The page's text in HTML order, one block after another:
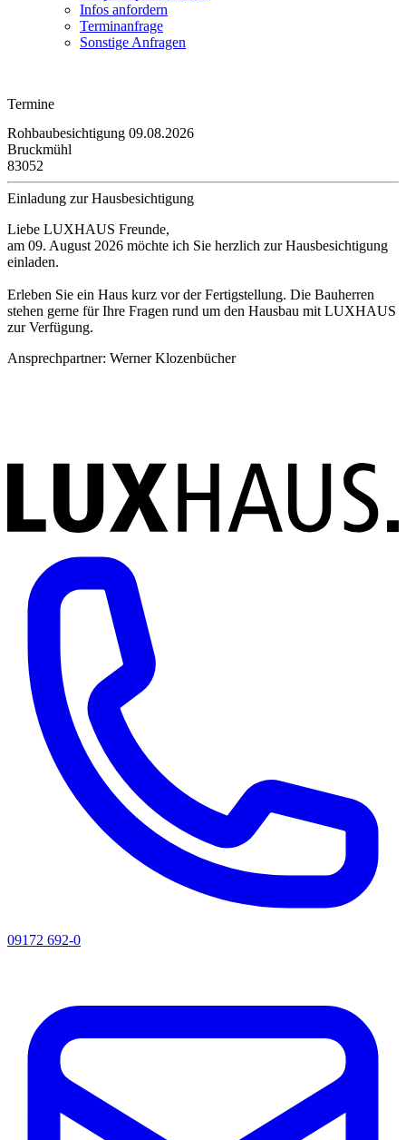
Infos anfordern
Terminanfrage
Sonstige Anfragen
Termine
Rohbaubesichtigung 09.08.2026
Bruckmühl
83052
Einladung zur Hausbesichtigung
Liebe LUXHAUS Freunde,
am 09. August 2026 möchte ich Sie herzlich zur Hausbesichtigung
einladen.
Erleben Sie ein Haus kurz vor der Fertigstellung. Die Bauherren
stehen gerne für Ihre Fragen rund um den Hausbau mit LUXHAUS
zur Verfügung.
Ansprechpartner: Werner Klozenbücher
09172 692-0